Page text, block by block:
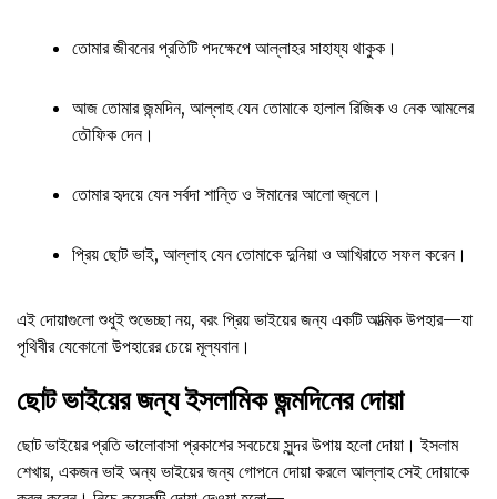
তোমার জীবনের প্রতিটি পদক্ষেপে আল্লাহর সাহায্য থাকুক।
আজ তোমার জন্মদিন, আল্লাহ যেন তোমাকে হালাল রিজিক ও নেক আমলের
তৌফিক দেন।
তোমার হৃদয়ে যেন সর্বদা শান্তি ও ঈমানের আলো জ্বলে।
প্রিয় ছোট ভাই, আল্লাহ যেন তোমাকে দুনিয়া ও আখিরাতে সফল করেন।
এই দোয়াগুলো শুধুই শুভেচ্ছা নয়, বরং প্রিয় ভাইয়ের জন্য একটি আত্মিক উপহার—যা
পৃথিবীর যেকোনো উপহারের চেয়ে মূল্যবান।
ছোট ভাইয়ের জন্য ইসলামিক জন্মদিনের দোয়া
ছোট ভাইয়ের প্রতি ভালোবাসা প্রকাশের সবচেয়ে সুন্দর উপায় হলো দোয়া। ইসলাম
শেখায়, একজন ভাই অন্য ভাইয়ের জন্য গোপনে দোয়া করলে আল্লাহ সেই দোয়াকে